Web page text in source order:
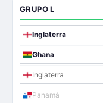
GRUPO L
Inglaterra
Ghana
Inglaterra
Panamá